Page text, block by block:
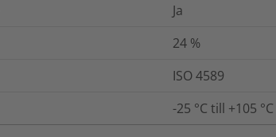
Ja
24 %
ISO 4589
-25 °C till +105 °C